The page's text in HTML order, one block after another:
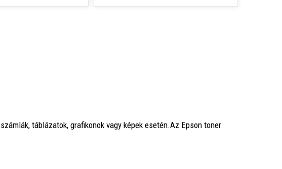
táblázatok, grafikonok vagy képek esetén.Az Epson toner